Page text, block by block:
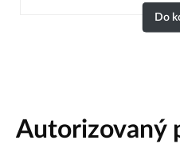
Do
Autorizovaný